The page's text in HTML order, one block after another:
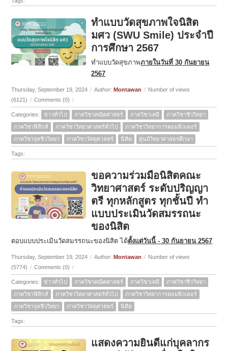
ทำแบบวัดสุขภาพใจนิสิต
มศว (SWU Smile) ประจำปี
การศึกษา 2567
ทำแบบวัดสุขภาพภายในวันที่ 30 กันยายน
2567
Thursday, September 19, 2024 / Author:Montawan / Number of views
(6121) / Comments (0) /
Categories: ข่าวทั่วไป ภาควิชาคณิตศาสตร์ ภาควิชาเคมี
ภาควิชาชีววิทยา
ภาควิชาฟิสิกส์
ภาควิชาวิทยาศาสตร์ทั่วไป
ภาควิชาวิทยาการคอมพิวเตอร์
ภาควิชาจุลชีววิทยา
ภาควิชาวัสดุศาสตร์ นิสิต ศูนย์วิทยาศาสตรศึกษา
Tags:
ขอความร่วมมือนิสิตคณะ
วิทยาศาสตร์ ระดับปริญญา
ตรี ทุกหลักสูตร ทุกชั้นปี ทำ
แบบประเมินวัดสมรรถนะ
ของนิสิต
ตอบแบบประเมินวัดสมรรถนะของนิสิต ได้ตั้งแต่วันนี้ - 30 กันยายน 2567
Thursday, September 19, 2024 / Author:Montawan / Number of views
(5774) / Comments (0) /
Categories: ข่าวทั่วไป ภาควิชาคณิตศาสตร์ ภาควิชาเคมี
ภาควิชาชีววิทยา
ภาควิชาฟิสิกส์
ภาควิชาวิทยาศาสตร์ทั่วไป
ภาควิชาวิทยาการคอมพิวเตอร์
ภาควิชาจุลชีววิทยา
ภาควิชาวัสดุศาสตร์ นิสิต
Tags:
แสดงความยินดีแก่บุคลากร